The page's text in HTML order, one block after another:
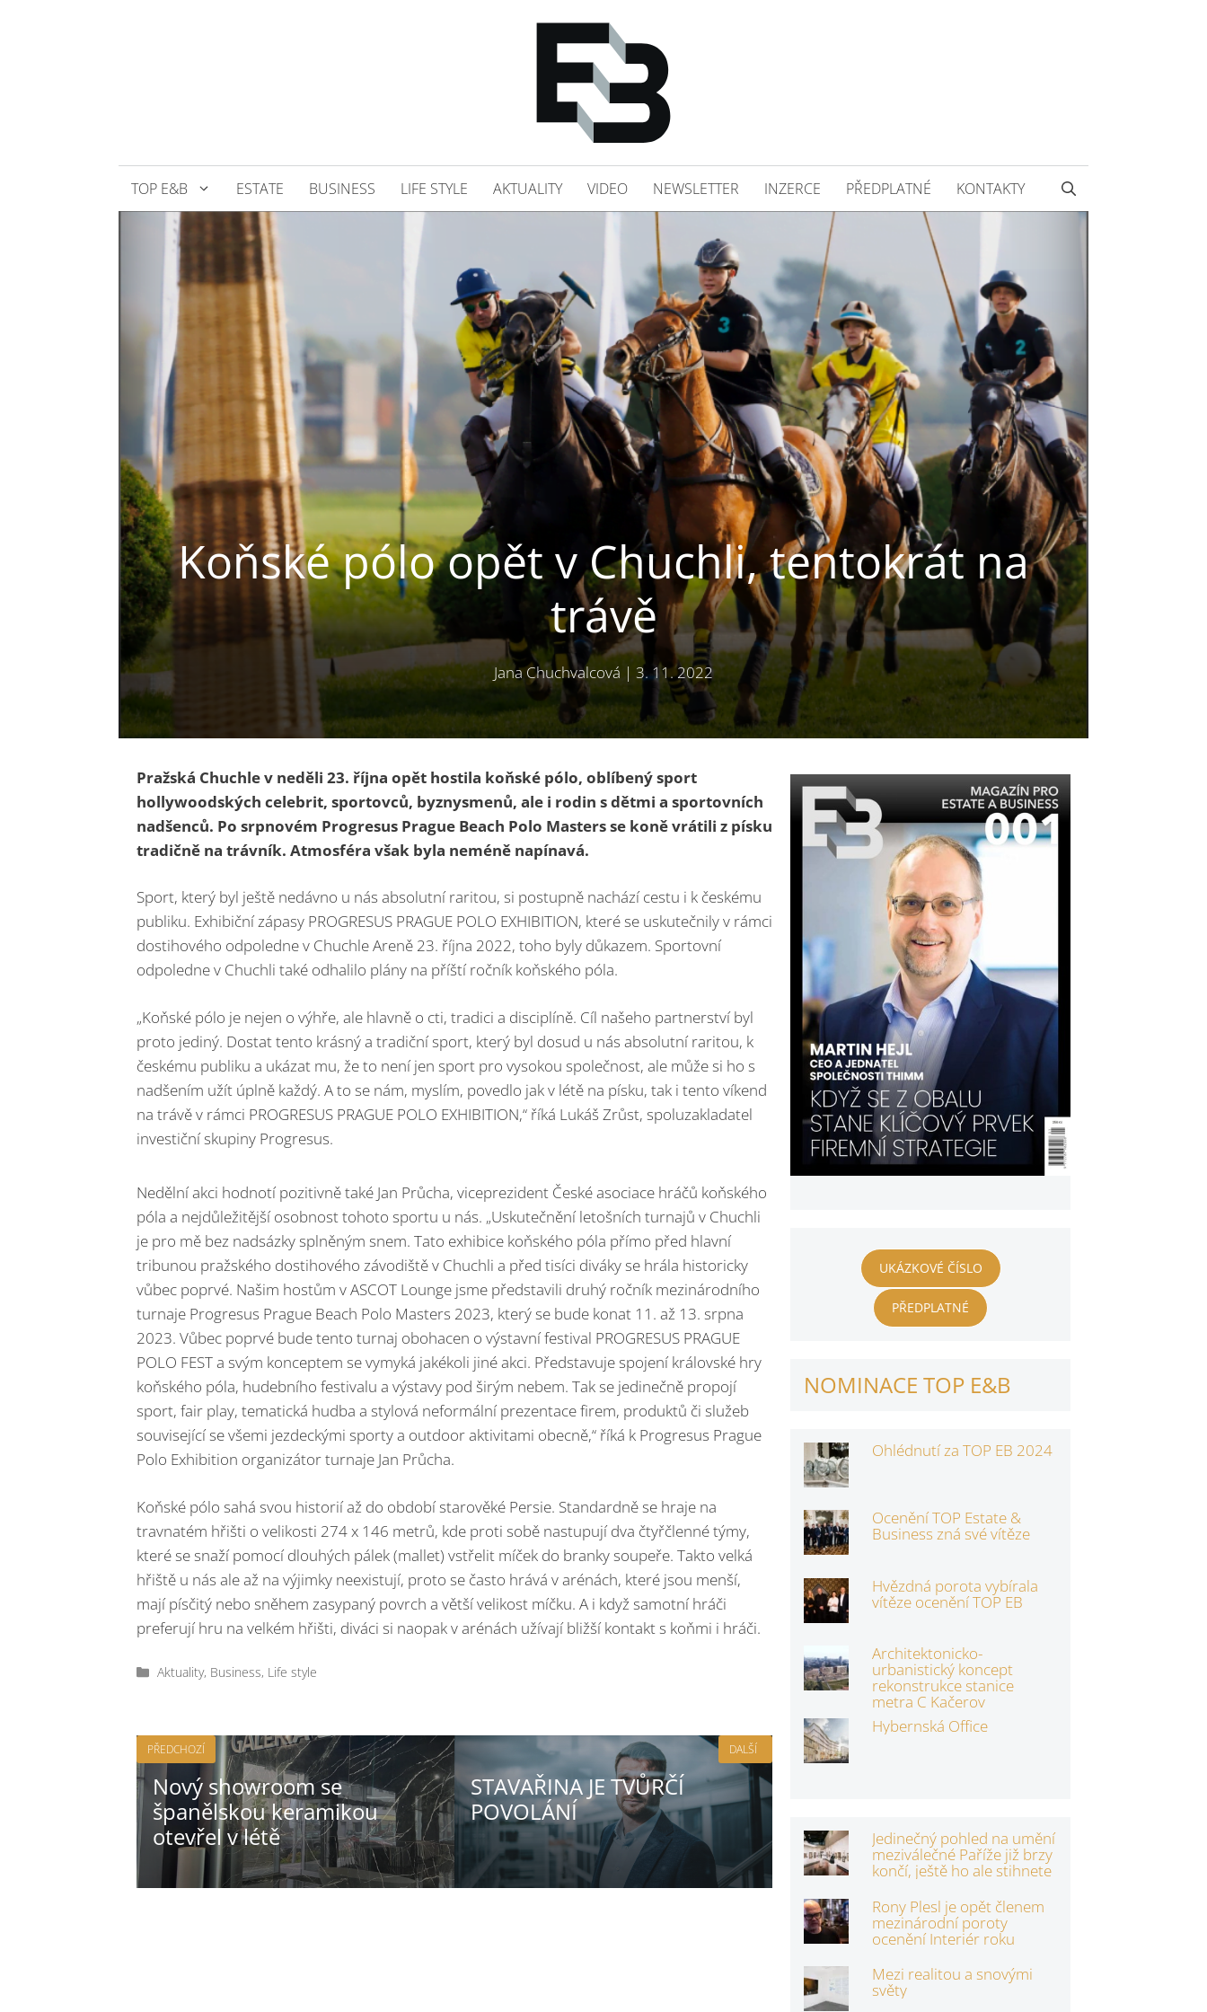
TOP E&B ESTATE BUSINESS LIFE STYLE AKTUALITY VIDEO NEWSLETTER INZERCE PŘEDPLATNÉ KONTAKTY
Koňské pólo opět v Chuchli, tentokrát na
trávě
Jana Chuchvalcová | 3. 11. 2022
Pražská Chuchle v neděli 23. října opět hostila koňské pólo, oblíbený sport
hollywoodských celebrit, sportovců, byznysmenů, ale i rodin s dětmi a sportovních
nadšenců. Po srpnovém Progresus Prague Beach Polo Masters se koně vrátili z písku
tradičně na trávník. Atmosféra však byla neméně napínavá.
Sport, který byl ještě nedávno u nás absolutní raritou, si postupně nachází cestu i k českému
publiku. Exhibiční zápasy PROGRESUS PRAGUE POLO EXHIBITION, které se uskutečnily v rámci
dostihového odpoledne v Chuchle Areně 23. října 2022, toho byly důkazem. Sportovní
odpoledne v Chuchli také odhalilo plány na příští ročník koňského póla.
„Koňské pólo je nejen o výhře, ale hlavně o cti, tradici a disciplíně. Cíl našeho partnerství byl
proto jediný. Dostat tento krásný a tradiční sport, který byl dosud u nás absolutní raritou, k
českému publiku a ukázat mu, že to není jen sport pro vysokou společnost, ale může si ho s
nadšením užít úplně každý. A to se nám, myslím, povedlo jak v létě na písku, tak i tento víkend
na trávě v rámci PROGRESUS PRAGUE POLO EXHIBITION,“ říká Lukáš Zrůst, spoluzakladatel
investiční skupiny Progresus.
Nedělní akci hodnotí pozitivně také Jan Průcha, viceprezident České asociace hráčů koňského
póla a nejdůležitější osobnost tohoto sportu u nás. „Uskutečnění letošních turnajů v Chuchli
je pro mě bez nadsázky splněným snem. Tato exhibice koňského póla přímo před hlavní
tribunou pražského dostihového závodiště v Chuchli a před tisíci diváky se hrála historicky
vůbec poprvé. Našim hostům v ASCOT Lounge jsme představili druhý ročník mezinárodního
turnaje Progresus Prague Beach Polo Masters 2023, který se bude konat 11. až 13. srpna
2023. Vůbec poprvé bude tento turnaj obohacen o výstavní festival PROGRESUS PRAGUE
POLO FEST a svým konceptem se vymyká jakékoli jiné akci. Představuje spojení královské hry
koňského póla, hudebního festivalu a výstavy pod širým nebem. Tak se jedinečně propojí
sport, fair play, tematická hudba a stylová neformální prezentace firem, produktů či služeb
související se všemi jezdeckými sporty a outdoor aktivitami obecně,“ říká k Progresus Prague
Polo Exhibition organizátor turnaje Jan Průcha.
Koňské pólo sahá svou historií až do období starověké Persie. Standardně se hraje na
travnatém hřišti o velikosti 274 x 146 metrů, kde proti sobě nastupují dva čtyřčlenné týmy,
které se snaží pomocí dlouhých pálek (mallet) vstřelit míček do branky soupeře. Takto velká
hřiště u nás ale až na výjimky neexistují, proto se často hrává v arénách, které jsou menší,
mají písčitý nebo sněhem zasypaný povrch a větší velikost míčku. A i když samotní hráči
preferují hru na velkém hřišti, diváci si naopak v arénách užívají bližší kontakt s koňmi i hráči.
Rubriky
Aktuality, Business, Life style
PŘEDCHOZÍ
Nový showroom se
španělskou keramikou
otevřel v létě
STAVAŘINA JE TVŮRČÍ
POVOLÁNÍ
DALŠÍ
UKÁZKOVÉ ČÍSLO
PŘEDPLATNÉ
NOMINACE TOP E&B
Ohlédnutí za TOP EB 2024
Ocenění TOP Estate &
Business zná své vítěze
Hvězdná porota vybírala
vítěze ocenění TOP EB
Architektonicko-
urbanistický koncept
rekonstrukce stanice
metra C Kačerov
Hybernská Office
Jedinečný pohled na umění
meziválečné Paříže již brzy
končí, ještě ho ale stihnete
Rony Plesl je opět členem
mezinárodní poroty
ocenění Interiér roku
Mezi realitou a snovými
světy